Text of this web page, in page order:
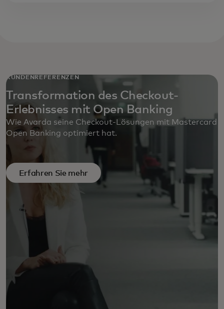
KUNDENREFERENZEN
Transformation des Checkout-
Erlebnisses mit Open Banking
Wie Avarda seine Checkout-Lösungen mit Mastercard
Open Banking optimiert hat.
Erfahren Sie mehr